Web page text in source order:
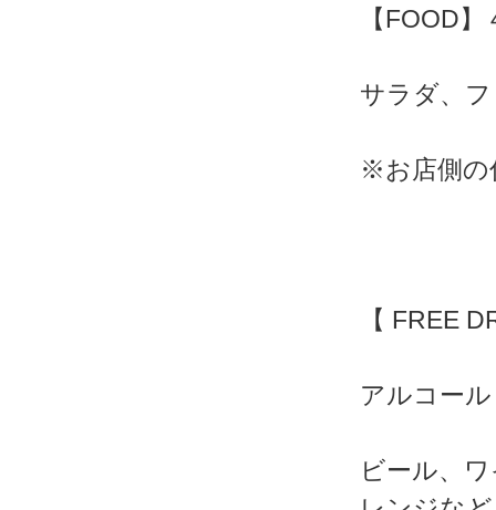
【FOOD
サラダ、
※お店側の
【 FREE
アルコー
ビール、